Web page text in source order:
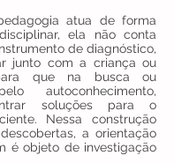
atua de forma
ela não conta
de diagnóstico,
junto com a criança ou
que na busca ou
autoconhecimento,
soluções para o
Nessa construção
a orientação
é objeto de investigação